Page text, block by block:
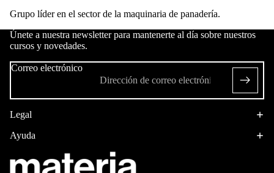
Grupo líder en el sector de la maquinaria de panadería.
Únete a nuestra newsletter para mantenerte al día sobre nuestros
cursos y novedades.
Correo electrónico
Legal
Ayuda